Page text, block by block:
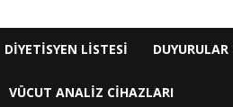
DIYETISYEN LISTESI DUYURULAR
VÜCUT ANALIZ CIHAZLARI